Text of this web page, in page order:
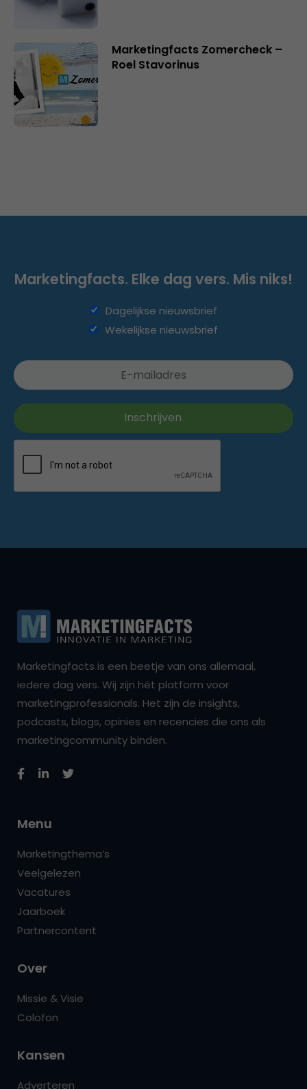
Marketingfacts Zomercheck –
Roel Stavorinus
Marketingfacts. Elke dag vers. Mis niks!
Dagelijkse nieuwsbrief
Wekelijkse nieuwsbrief
Marketingfacts is een beetje van ons allemaal,
iedere dag vers. Wij zijn hét platform voor
marketingprofessionals. Het zijn de insights,
podcasts, blogs, opinies en recencies die ons als
marketingcommunity binden.
Menu
Marketingthema’s
Veelgelezen
Vacatures
Jaarboek
Partnercontent
Over
Missie & Visie
Colofon
Kansen
Adverteren